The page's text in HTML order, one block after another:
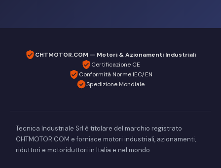
CHTMOTOR.COM — Motori & Azionamenti Industriali
Certificazione CE
Conformità Norme IEC/EN
Spedizione Mondiale
Tecnica Industriale Srl è titolare del marchio registrato
CHTMOTOR.COM e fornisce motori industriali, azionamenti,
riduttori e motoriduttori in Italia e nel mondo.